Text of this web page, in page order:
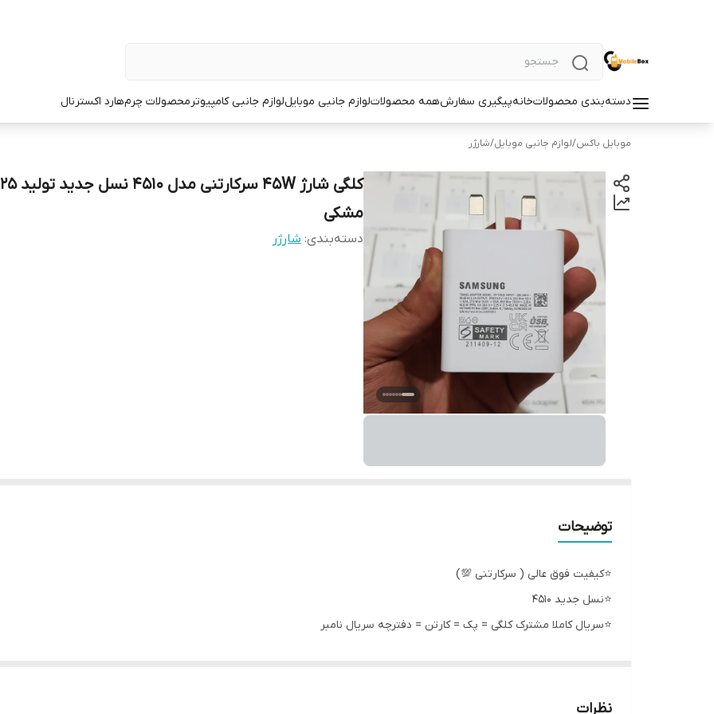
دسته‌بندی محصولاتخانهپیگیری سفارشهمه محصولاتلوازم جانبی موبایللوازم جانبی کامپیوترمحصولات چرمهارد اکسترنال
موبایل باکس/لوازم جانبی موبایل/شارژر
مشکی
دسته‌بندی: شارژر
توضیحات
⭐️کیفیت فوق عالی ( سرکارتنی 💯)
⭐️نسل جدید 4510
⭐️سریال کاملا مشترک کلگی = پک = کارتن = دفترچه سریال نامبر
⭐️برد اورجینال (فول آیسی)
نظرات